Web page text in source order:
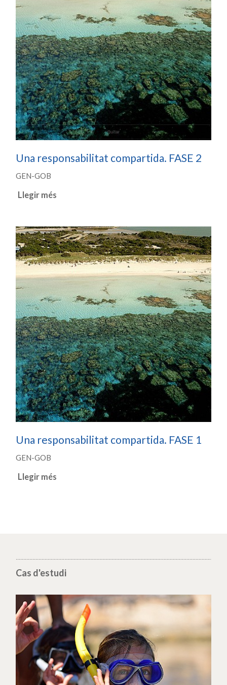
Una responsabilitat compartida. FASE 2
GEN-GOB
Llegir més
Una responsabilitat compartida. FASE 1
GEN-GOB
Llegir més
Cas d'estudi